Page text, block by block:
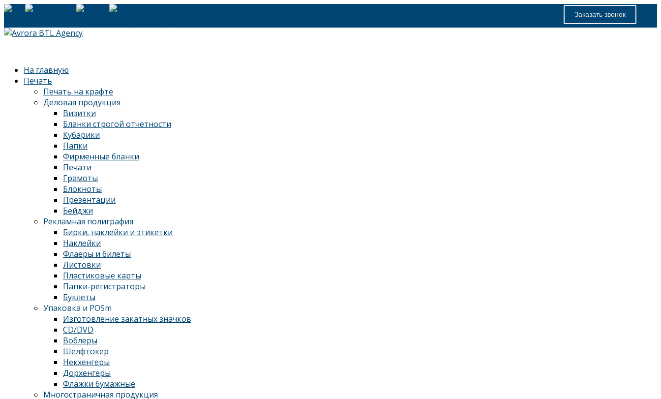
Заказать звонок
На главную
Печать
Печать на крафте
Деловая продукция
Визитки
Бланки строгой отчетности
Кубарики
Папки
Фирменные бланки
Печати
Грамоты
Блокноты
Презентации
Бейджи
Рекламная полиграфия
Бирки, наклейки и этикетки
Наклейки
Флаеры и билеты
Листовки
Пластиковые карты
Папки-регистраторы
Буклеты
Упаковка и POSm
Изготовление закатных значков
CD/DVD
Воблеры
Шелфтокер
Некхенгеры
Дорхенгеры
Флажки бумажные
Многостраничная продукция